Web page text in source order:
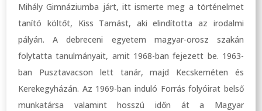
Mihály Gimnáziumba járt, itt ismerte meg a történelmet
tanító költőt, Kiss Tamást, aki elindította az irodalmi
pályán. A debreceni egyetem magyar-orosz szakán
folytatta tanulmányait, amit 1968-ban fejezett be. 1963-
ban Pusztavacson lett tanár, majd Kecskeméten és
Kerekegyházán. Az 1969-ban induló Forrás folyóirat belső
munkatársa valamint hosszú időn át a Magyar